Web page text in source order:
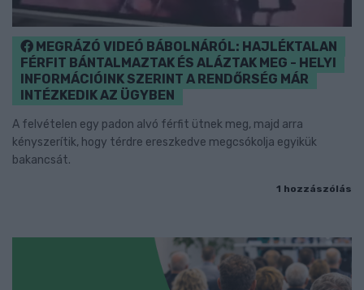
MEGRÁZÓ VIDEÓ BÁBOLNÁRÓL: HAJLÉKTALAN
FÉRFIT BÁNTALMAZTAK ÉS ALÁZTAK MEG - HELYI
INFORMÁCIÓINK SZERINT A RENDŐRSÉG MÁR
INTÉZKEDIK AZ ÜGYBEN
A felvételen egy padon alvó férfit ütnek meg, majd arra
kényszerítik, hogy térdre ereszkedve megcsókolja egyikük
bakancsát.
1 hozzászólás